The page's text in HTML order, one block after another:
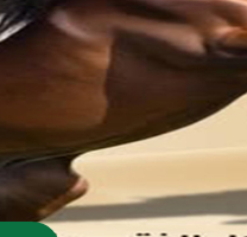
055-4494406
055-4494414
info.triaeg@yahoo.com
info@triaeg-guide.com